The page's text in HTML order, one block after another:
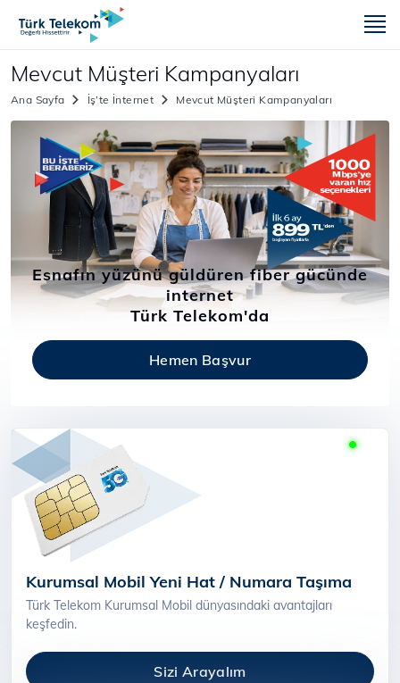
Mevcut Müşteri Kampanyaları
Ana Sayfa İş’te İnternet Mevcut Müşteri Kampanyaları
Esnafın yüzünü güldüren fiber gücünde
internet
Türk Telekom'da
Hemen Başvur
Kurumsal Mobil Yeni Hat / Numara Taşıma
Türk Telekom Kurumsal Mobil dünyasındaki avantajları
keşfedin.
Sizi Arayalım